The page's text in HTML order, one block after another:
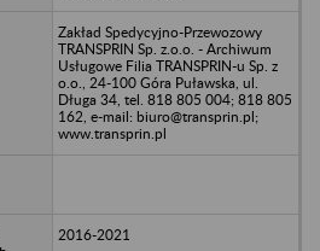
Zakład Spedycyjno-Przewozowy
TRANSPRIN Sp. z.o.o. - Archiwum
Usługowe Filia TRANSPRIN-u Sp. z
o.o., 24-100 Góra Puławska, ul.
Długa 34, tel. 818 805 004; 818 805
162, e-mail: biuro@transprin.pl;
www.transprin.pl
2016-2021